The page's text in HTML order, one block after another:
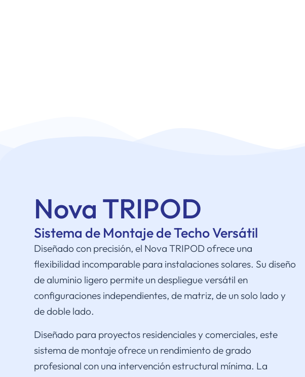
Nova TRIPOD
Sistema de Montaje de Techo Versátil
Diseñado con precisión, el Nova TRIPOD ofrece una
flexibilidad incomparable para instalaciones solares. Su diseño
de aluminio ligero permite un despliegue versátil en
configuraciones independientes, de matriz, de un solo lado y
de doble lado.
Diseñado para proyectos residenciales y comerciales, este
sistema de montaje ofrece un rendimiento de grado
profesional con una intervención estructural mínima. La